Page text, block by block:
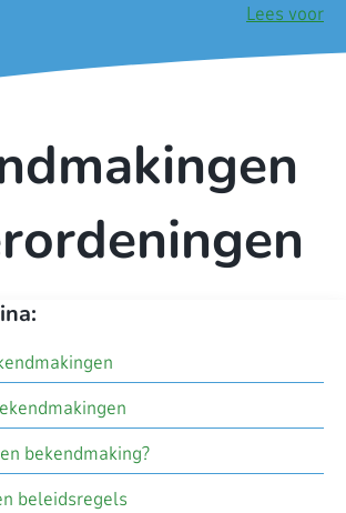
Lees voor
bekendmaking?
beleidsregels